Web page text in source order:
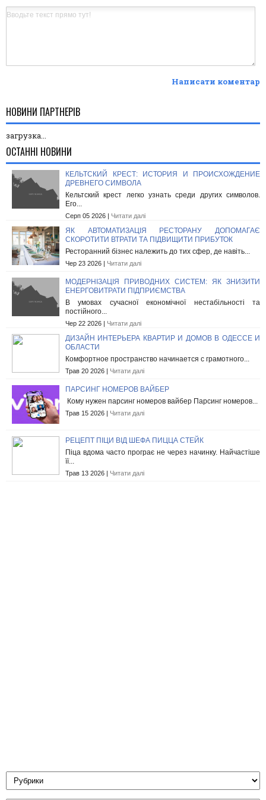
Написати коментар
НОВИНИ ПАРТНЕРІВ
загрузка...
ОСТАННІ НОВИНИ
КЕЛЬТСКИЙ КРЕСТ: ИСТОРИЯ И ПРОИСХОЖДЕНИЕ
ДРЕВНЕГО СИМВОЛА
Кельтский крест легко узнать среди других символов.
Его...
Серп 05 2026 | Читати далі
ЯК АВТОМАТИЗАЦІЯ РЕСТОРАНУ ДОПОМАГАЄ
СКОРОТИТИ ВТРАТИ ТА ПІДВИЩИТИ ПРИБУТОК
Ресторанний бізнес належить до тих сфер, де навіть...
Чер 23 2026 | Читати далі
МОДЕРНІЗАЦІЯ ПРИВОДНИХ СИСТЕМ: ЯК ЗНИЗИТИ
ЕНЕРГОВИТРАТИ ПІДПРИЄМСТВА
В умовах сучасної економічної нестабільності та
постійного...
Чер 22 2026 | Читати далі
ДИЗАЙН ИНТЕРЬЕРА КВАРТИР И ДОМОВ В ОДЕССЕ И
ОБЛАСТИ
Комфортное пространство начинается с грамотного...
Трав 20 2026 | Читати далі
ПАРСИНГ НОМЕРОВ ВАЙБЕР
Кому нужен парсинг номеров вайбер Парсинг номеров...
Трав 15 2026 | Читати далі
РЕЦЕПТ ПІЦИ ВІД ШЕФА ПИЦЦА СТЕЙК
Піца вдома часто програє не через начинку. Найчастіше
її...
Трав 13 2026 | Читати далі